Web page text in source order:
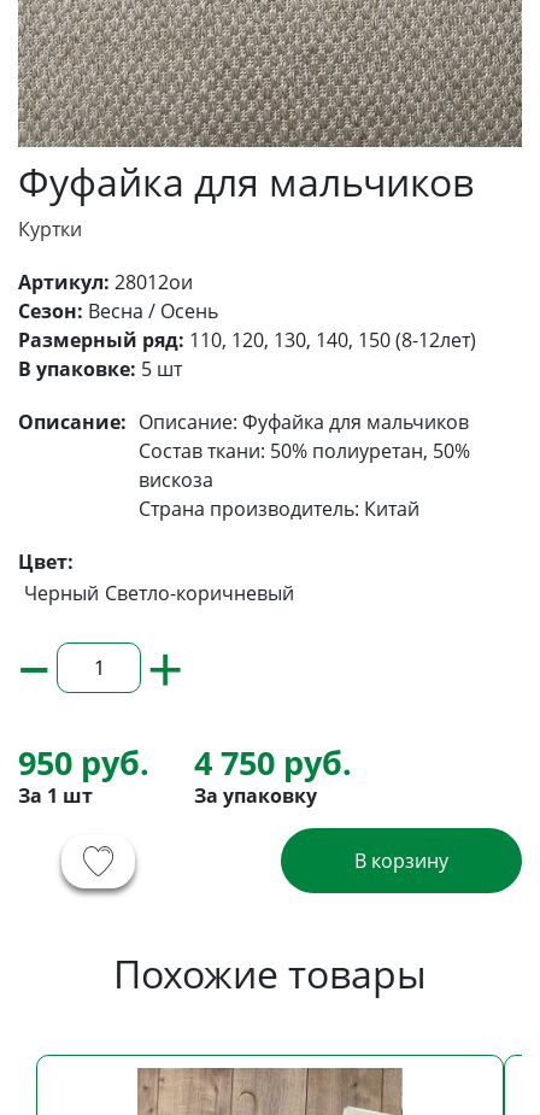
Фуфайка для мальчиков
Куртки
Артикул: 28012ои
Сезон: Весна / Осень
Размерный ряд: 110, 120, 130, 140, 150 (8-12лет)
В упаковке: 5 шт
Описание: Описание: Фуфайка для мальчиков
Состав ткани: 50% полиуретан, 50%
вискоза
Страна производитель: Китай
Цвет:
Черный Светло-коричневый
950 руб.
За 1 шт
4 750 руб.
За упаковку
– +
В корзину
Похожие товары